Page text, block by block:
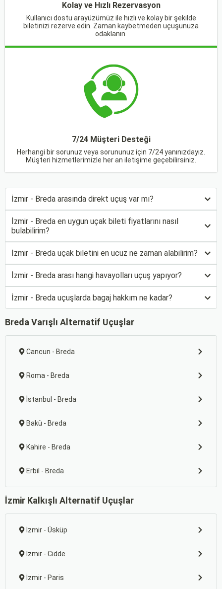
Kolay ve Hızlı Rezervasyon
Kullanıcı dostu arayüzümüz ile hızlı ve kolay bir şekilde
biletinizi rezerve edin. Zaman kaybetmeden uçuşunuza
odaklanın.
7/24 Müşteri Desteği
Herhangi bir sorunuz veya sorununuz için 7/24 yanınızdayız.
Müşteri hizmetlerimizle her an iletişime geçebilirsiniz.
İzmir - Breda arasında direkt uçuş var mı?
İzmir - Breda en uygun uçak bileti fiyatlarını nasıl
bulabilirim?
İzmir - Breda uçak biletini en ucuz ne zaman alabilirim?
İzmir - Breda arası hangi havayolları uçuş yapıyor?
İzmir - Breda uçuşlarda bagaj hakkım ne kadar?
Breda Varışlı Alternatif Uçuşlar
Cancun - Breda
Roma - Breda
İstanbul - Breda
Bakü - Breda
Kahire - Breda
Erbil - Breda
İzmir Kalkışlı Alternatif Uçuşlar
İzmir - Üsküp
İzmir - Cidde
İzmir - Paris